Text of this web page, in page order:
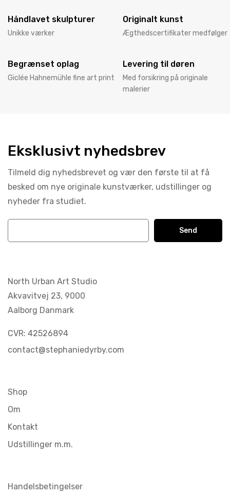
Håndlavet skulpturer
Unikke værker
Originalt kunst
Ægthedscertifikater medfølger
Begrænset oplag
Giclée Hahnemühle fine art print
Levering til døren
Med forsikring på originale
malerier
North Urban Art Studio
Akvavitvej 23, 9000
Aalborg Danmark
CVR: 42526894
contact@stephaniedyrby.com
Shop
Om
Kontakt
Udstillinger m.m.
Handelsbetingelser
Eksklusivt nyhedsbrev
Tilmeld dig nyhedsbrevet og vær den første til at få
besked om nye originale kunstværker, udstillinger og
nyheder fra studiet.
Send